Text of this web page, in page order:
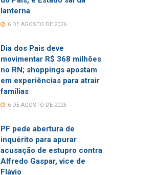
lanterna
6 DE AGOSTO DE 2026
Dia dos Pais deve
movimentar R$ 368 milhões
no RN; shoppings apostam
em experiências para atrair
famílias
6 DE AGOSTO DE 2026
PF pede abertura de
inquérito para apurar
acusação de estupro contra
Alfredo Gaspar, vice de
Flávio